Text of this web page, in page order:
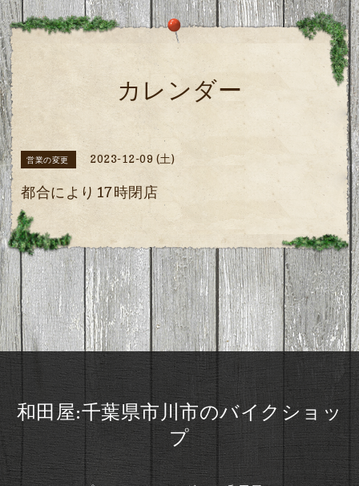
カレンダー
営業の変更 2023-12-09 (土)
都合により17時閉店
和田屋:千葉県市川市のバイクショッ
プ